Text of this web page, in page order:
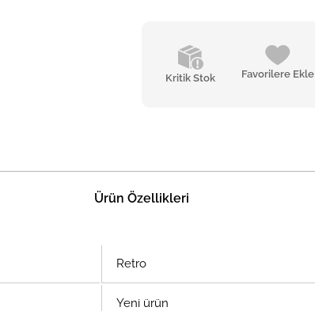
Kritik Stok Favorilere Ekle
Ürün Özellikleri
Retro
Yeni ürün